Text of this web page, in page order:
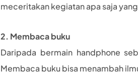
meceritakan kegiatan apa saja
2. Membaca buku
Daripada bermain handphone
Membaca buku bisa menambah